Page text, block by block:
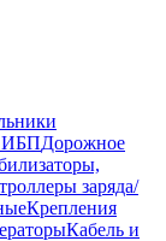
ИБПДорожное
заряда/
Крепления
Кабель и